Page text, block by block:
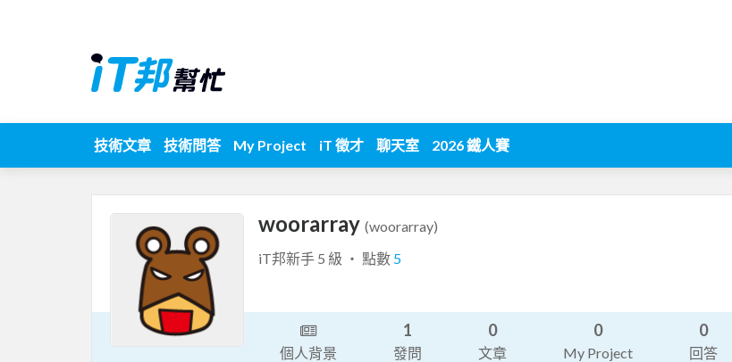
技術文章 技術問答 My Project iT 徵才 聊天室 2026 鐵人賽
woorarray (woorarray)
iT邦新手 5 級 ‧ 點數 5
個人背景
1
發問
0
文章
0
My Project
0
回答